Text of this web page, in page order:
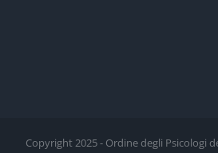
Copyright 2025 - Ordine degli Psicologi